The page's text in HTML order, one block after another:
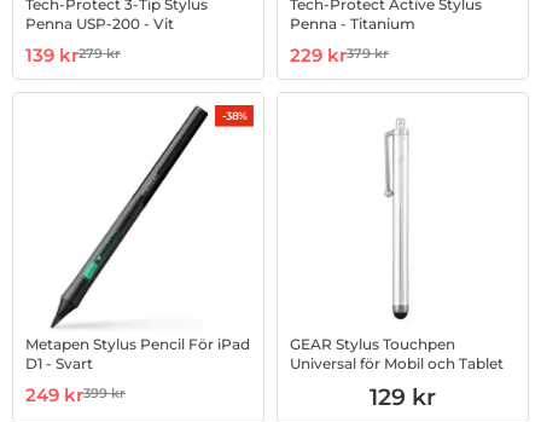
Tech-Protect 3-Tip Stylus
Penna USP-200 - Vit
Art. nr 1002965095
rea pris
139 krtidigare pris
279 kr
Tech-Protect Active Stylus
Penna - Titanium
Art. nr 1002969230
rea pris
229 krtidigare pris
379 kr
-38%
Metapen Stylus Pencil För iPad
D1 - Svart
Art. nr 1003256605
rea pris
249 krtidigare pris
399 kr
GEAR Stylus Touchpen
Universal för Mobil och Tablet
Art. nr 1002838535
129 kr